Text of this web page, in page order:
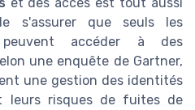
s'assurer que seuls les
peuvent accéder à des
une enquête de Gartner,
une gestion des identités
leurs risques de fuites de